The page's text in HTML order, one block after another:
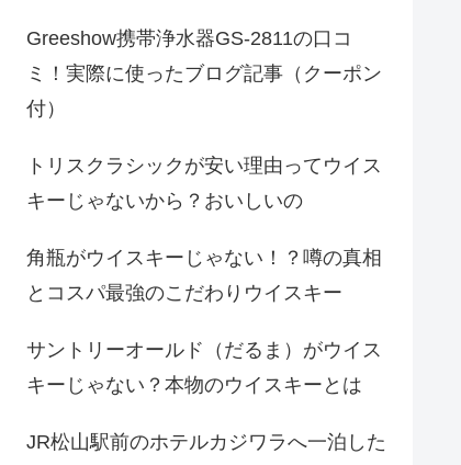
Greeshow携帯浄水器GS-2811の口コ
ミ！実際に使ったブログ記事（クーポン
付）
トリスクラシックが安い理由ってウイス
キーじゃないから？おいしいの
角瓶がウイスキーじゃない！？噂の真相
とコスパ最強のこだわりウイスキー
サントリーオールド（だるま）がウイス
キーじゃない？本物のウイスキーとは
JR松山駅前のホテルカジワラへ一泊した